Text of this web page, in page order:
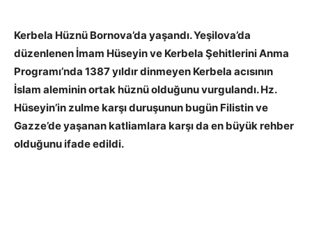
Kerbela Hüznü Bornova’da yaşandı. Yeşilova’da
düzenlenen İmam Hüseyin ve Kerbela Şehitlerini Anma
Programı’nda 1387 yıldır dinmeyen Kerbela acısının
İslam aleminin ortak hüznü olduğunu vurgulandı. Hz.
Hüseyin’in zulme karşı duruşunun bugün Filistin ve
Gazze’de yaşanan katliamlara karşı da en büyük rehber
olduğunu ifade edildi.